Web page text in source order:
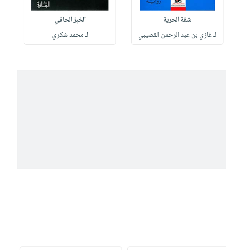
شقة الحرية
لـ غازي بن عبد الرحمن القصيبي
الخبز الحافي
لـ محمد شكري